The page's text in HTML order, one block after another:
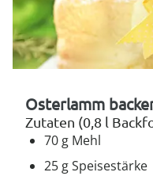
Osterlamm
Zutaten (0,8 l
70 g Mehl
25 g Speisestärke